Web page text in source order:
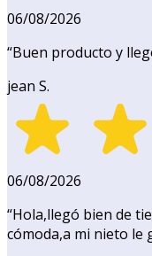
06/08/2026
“Buen producto y
jean S.
06/08/2026
“Hola,llegó bien de
cómoda,a mi nieto le